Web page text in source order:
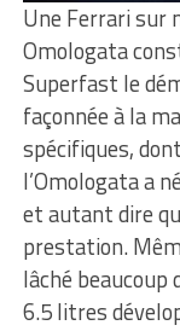
Une Ferrari sur
Omologata
Superfast le
façonnée à la
spécifiques,
l’Omologata a
et autant dire
prestation.
lâché beaucoup
6.5 litres